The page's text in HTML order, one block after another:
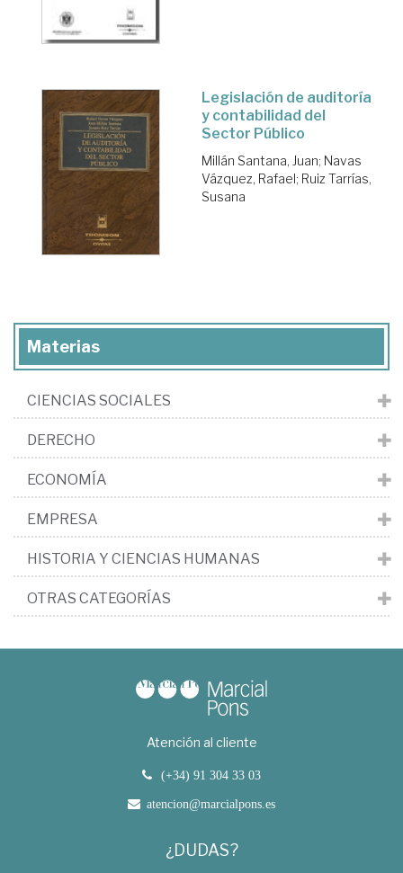
Legislación de auditoría
y contabilidad del
Sector Público
Millán Santana, Juan; Navas
Vázquez, Rafael; Ruiz Tarrías,
Susana
Materias
CIENCIAS SOCIALES
DERECHO
ECONOMÍA
EMPRESA
HISTORIA Y CIENCIAS HUMANAS
OTRAS CATEGORÍAS
Atención al cliente
(+34) 91 304 33 03
atencion@marcialpons.es
¿DUDAS?